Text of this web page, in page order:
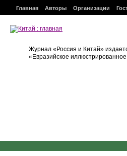
Главная Авторы Организации
Журнал «Россия и Китай»
«Евразийское